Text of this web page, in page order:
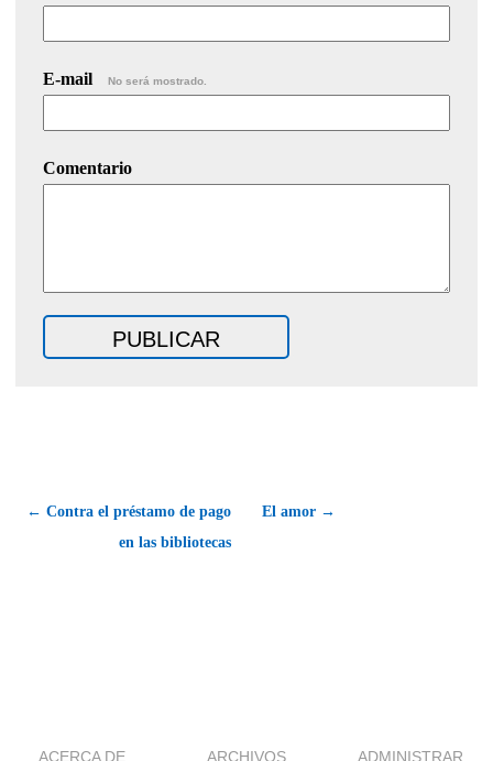
E-mail No será mostrado.
Comentario
← Contra el préstamo de pago
en las bibliotecas
El amor →
ACERCA DE ARCHIVOS ADMINISTRAR